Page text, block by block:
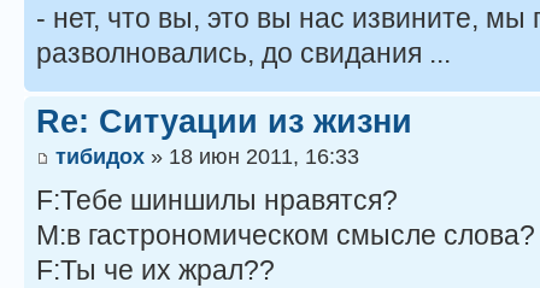
- нет, что вы, это вы нас извините, мы
разволновались, до свидания ...
Re: Ситуации из жизни
тибидох » 18 июн 2011, 16:33
F:Тебе шиншилы нравятся?
M:в гастрономическом смысле слова?
F:Ты че их жрал??